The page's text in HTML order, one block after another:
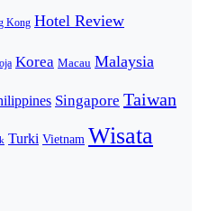
Kong Hotel Review
Korea Macau Malaysia
Singapore Taiwan
Turki Vietnam Wisata